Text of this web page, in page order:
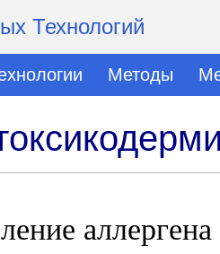
Технологий
Методы
аллергена